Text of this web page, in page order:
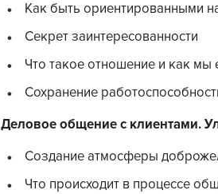
Как быть ориентированными
Секрет заинтересованности
Что такое отношение и как
Сохранение
Деловое общение с клиентами.
Создание атмосферы
Что происходит в процессе